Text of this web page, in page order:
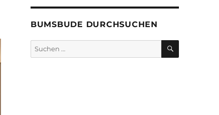
BUMSBUDE DURCHSUCHEN
Suche
nach:
SUCHEN